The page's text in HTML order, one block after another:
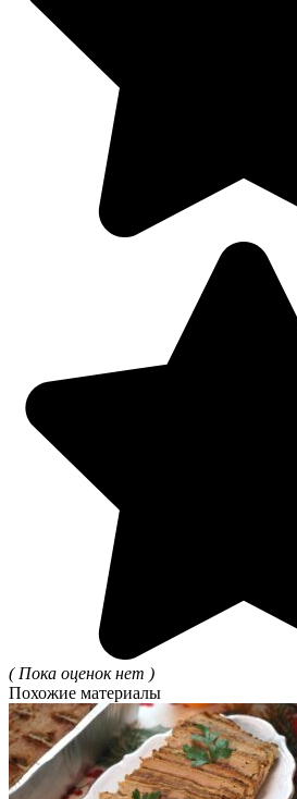
( Пока оценок нет )
Похожие материалы